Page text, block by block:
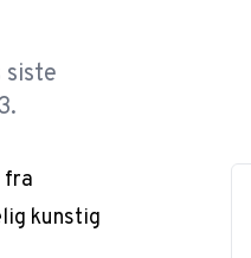
fra
kunstig